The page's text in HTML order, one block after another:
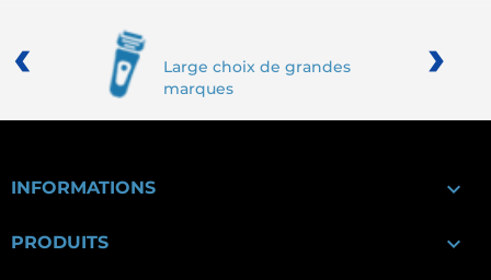
Large choix de grandes
marques
‹ ›
INFORMATIONS 
PRODUITS 